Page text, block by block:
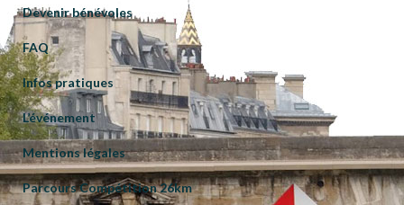
Devenir bénévoles
FAQ
Infos pratiques
L’événement
Mentions légales
Parcours Compétition 26km